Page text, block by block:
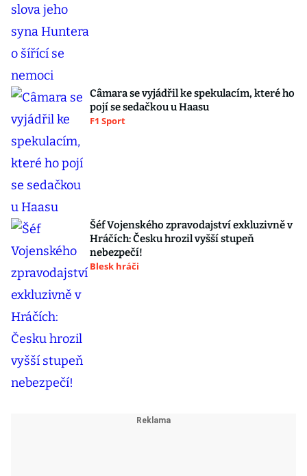
Câmara se vyjádřil ke spekulacím, které ho
pojí se sedačkou u Haasu
F1 Sport
Šéf Vojenského zpravodajství exkluzivně v
Hráčích: Česku hrozil vyšší stupeň
nebezpečí!
Blesk hráči